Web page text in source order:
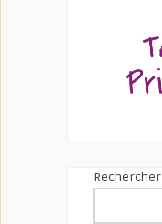
Rechercher